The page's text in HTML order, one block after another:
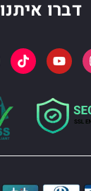
דברו איתנו